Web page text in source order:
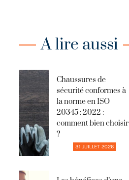
A lire aussi
Chaussures de
sécurité conformes à
la norme en ISO
20345 : 2022 :
comment bien choisir
?
31 JUILLET 2026